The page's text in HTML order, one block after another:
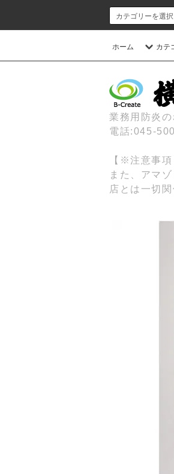
ホーム カテ
業務用防炎
電話:045-
【※注意事
また、アマ
店とは一切